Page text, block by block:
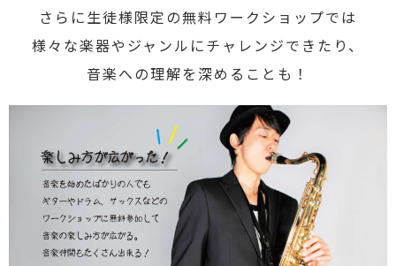
さらに生徒様限定の無料ワークショップでは
様々な楽器やジャンルにチャレンジできたり、
音楽への理解を深めることも！